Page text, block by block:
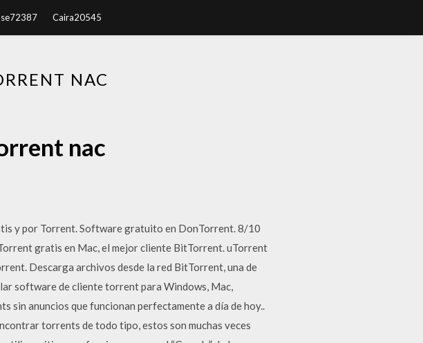
Caira20545
NAC
nac
y por Torrent. Software gratuito en DonTorrent. 8/10
gratis en Mac, el mejor cliente BitTorrent. uTorrent
Descarga archivos desde la red BitTorrent, una de
software de cliente torrent para Windows, Mac,
sin anuncios que funcionan perfectamente a día de hoy..
torrents de todo tipo, estos son muchas veces